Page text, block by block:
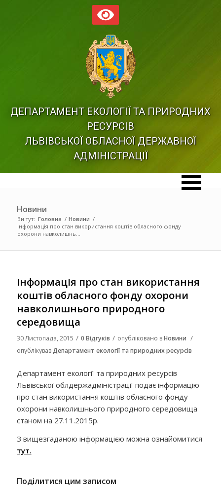
ДЕПАРТАМЕНТ ЕКОЛОГІЇ ТА ПРИРОДНИХ
РЕСУРСІВ
ЛЬВІВСЬКОЇ ОБЛАСНОЇ ДЕРЖАВНОЇ
АДМІНІСТРАЦІЇ
Новини
Ви тут: Головна / Новини /
Інформація про стан використання коштів обласного фонду
охорони навколишнь...
Інформація про стан використання
коштів обласного фонду охорони
навколишнього природного
середовища
30 Листопада, 2015 / 0 Відгуків / опубліковано вНовини /
опублікувавДепартамент екології та природних ресурсів
Департамент екології та природних ресурсів
Львівської облдержадміністрації подає інформацію
про стан використання коштів обласного фонду
охорони навколишнього природного середовища
станом на 27.11.2015р.
З вищезгаданою інформацією можна ознайомитися
тут.
Поділитися цим записом